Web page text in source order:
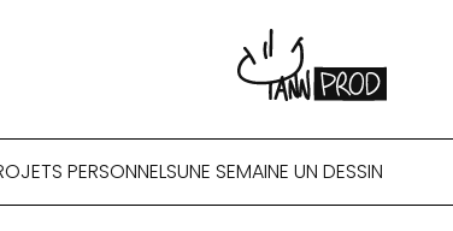
PERSONNELSUNE SEMAINE UN DESSIN